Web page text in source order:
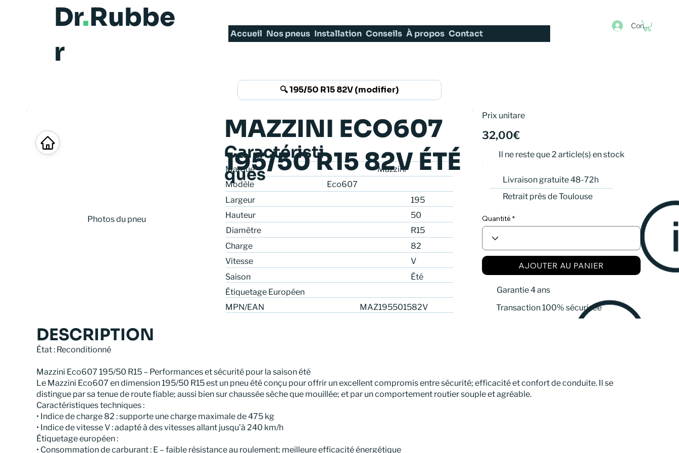
Dr.Rubbe
r
Accueil Nos pneus Installation Conseils À propos Contact
Connexion
MAZ195501582V
MPN/EAN
Étiquetage Européen
Été
Saison
V
Vitesse
82
Charge
R15
Diamètre
50
Hauteur
195
Largeur
Modèle
Mazzini
Marque
Eco607
Caractéristi
ques
MAZZINI ECO607
195/50 R15 82V ÉTÉ
Prix unitare
32,00€
Il ne reste que 2 article(s) en stock
Livraison gratuite 48-72h
Retrait près de Toulouse
Quantité
AJOUTER AU PANIER
Garantie 4 ans
Transaction 100% sécurisée
Photos du pneu
🔍 195/50 R15 82V (modifier)
DESCRIPTION
État : Reconditionné
Mazzini Eco607 195/50 R15 – Performances et sécurité pour la saison été
Le Mazzini Eco607 en dimension 195/50 R15 est un pneu été conçu pour offrir un excellent compromis entre sécurité; efficacité et confort de conduite. Il se
distingue par sa tenue de route fiable; aussi bien sur chaussée sèche que mouillée; et par un comportement routier souple et agréable.
Caractéristiques techniques :
• Indice de charge 82 : supporte une charge maximale de 475 kg
• Indice de vitesse V : adapté à des vitesses allant jusqu’à 240 km/h
Étiquetage européen :
• Consommation de carburant : E – faible résistance au roulement; meilleure efficacité énergétique